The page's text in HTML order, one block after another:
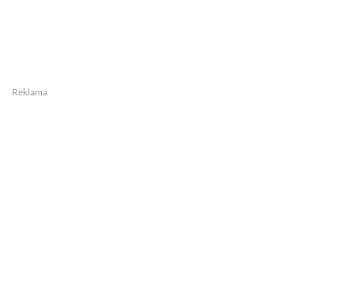
Reklama